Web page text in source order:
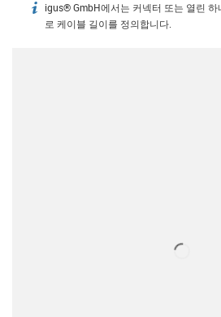
igus-icon-info
igus® GmbH에서는 커넥터 또는 열린
로 케이블 길이를 정의합니다.